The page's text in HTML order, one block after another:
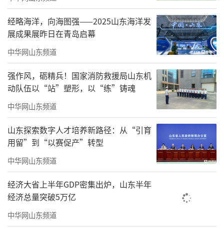
供空间，可以有效解决长期困扰居民的隔音问
题。
层高的增加，可以支持多种装修风格和空
间布局，如设计夹层、阁楼或开放式空间等，
满足不同家庭的个性化需求，同时为中央空
调、管道式新风、地暖等建筑设备的安装提供
了更大空间，破解了传统住宅设备安装的“空
间焦虑”。
此外，层高的增加，为全屋智能设备预留
了安装空间，为装配式装修、光伏屋顶、模块
化家居等新技术集成开辟了应用场景，为未来
便捷、舒适的生活体验创造了条件。
面对老房子改造成“好房子”的命题，新
经略海洋，向海图强——2025山东海洋发
展成果展昨日在青岛启幕
中华网山东频道
强作风，砺精兵！国家消防救援局山东机
动队伍以“站”塑形，以“练”铸魂
中华网山东频道
山东探索数字人才培养新路径：从“引育
用留”到“以赛促产”转型
中华网山东频道
经济大省上半年GDP密集出炉，山东半年
经济总量突破5万亿
中华网山东频道